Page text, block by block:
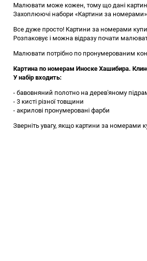
Малювати може кожен, тому що дані
Захоплюючі набори «Картини за
Все дуже просто! Картини за номерами
Розпаковує і можна відразу почати
Малювати потрібно по пронумерованим
Картина по номерам Иноске Хашибира.
У набір входить:
- бавовняний полотно на дерев'яному
- 3 кисті різної товщини
- акрилові пронумеровані фарби
Зверніть увагу, якщо картини за номерами